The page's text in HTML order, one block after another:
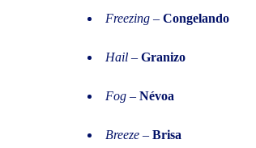
Freezing – Congelando
Hail – Granizo
Fog – Névoa
Breeze – Brisa